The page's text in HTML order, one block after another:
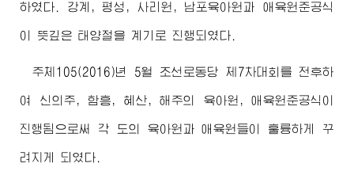
하였다. 강계, 평성, 사리원, 남포육아원과 애육원준공식
이 뜻깊은 태양절을 계기로 진행되였다.
주체105(2016)년 5월 조선로동당 제7차대회를 전후하
여 신의주, 함흥, 혜산, 해주의 육아원, 애육원준공식이
진행됨으로써 각 도의 육아원과 애육원들이 훌륭하게 꾸
려지게 되였다.